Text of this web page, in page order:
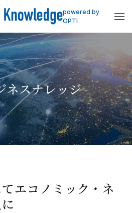
powered by
OPTI
ネスナレッジ
エコノミック・ネ